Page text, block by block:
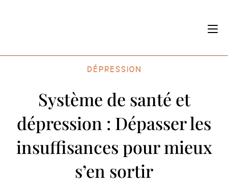
Dépression
Système de santé et
dépression : Dépasser les
insuffisances pour mieux
s’en sortir